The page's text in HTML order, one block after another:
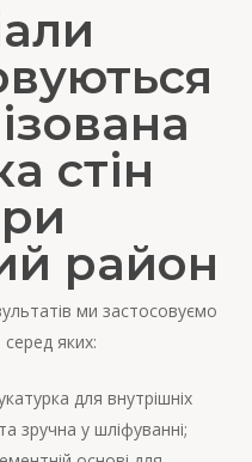
стін
район
ми застосовуємо
серед яких:
для внутрішніх
зручна у шліфуванні;